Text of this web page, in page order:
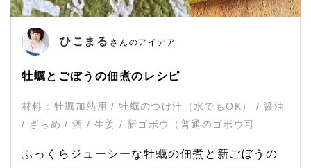
ひこまる さんのアイデア
牡蠣とごぼうの佃煮のレシピ
材料 : 牡蠣加熱用 / 牡蠣のつけ汁（水でもOK） / 醤油
/ ざらめ / 酒 / 生姜 / 新ゴボウ（普通のゴボウ可
ふっくらジューシーな牡蠣の佃煮と新ごぼうの